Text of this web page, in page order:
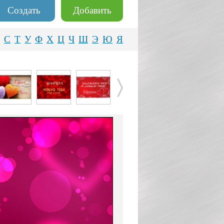
Добавить
Создать
С Т У Ф Х Ц Ч Ш Э Ю Я